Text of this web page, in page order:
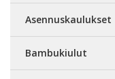
Asennuskaulukset
Bambukiulut